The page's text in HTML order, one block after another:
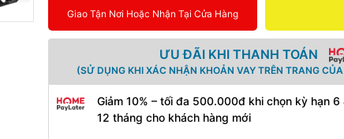
Giao Tận Nơi Hoặc Nhận Tại Cửa Hàng
ƯU ĐÃI KHI THANH TOÁN
(SỬ DỤNG KHI XÁC NHẬN KHOẢN VAY TRÊN TRANG
Giảm 10% – tối đa 500.000đ khi chọn kỳ hạn 6
12 tháng cho khách hàng mới